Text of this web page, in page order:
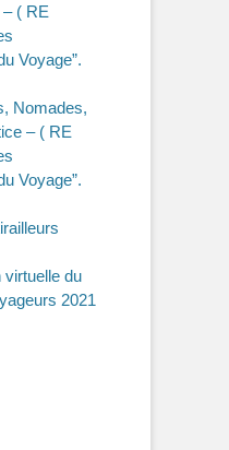
( RE
Voyage”.
Nomades,
– ( RE
Voyage”.
du
2021